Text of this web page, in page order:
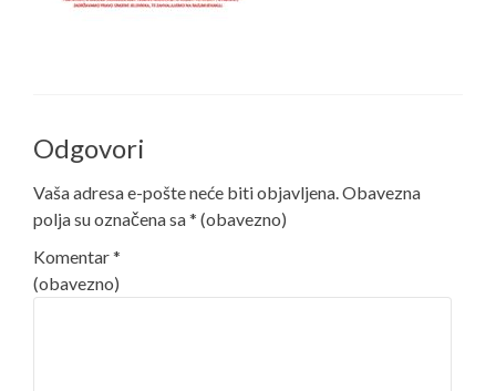
Odgovori
Vaša adresa e-pošte neće biti objavljena.Obavezna
polja su označena sa* (obavezno)
Komentar*
(obavezno)